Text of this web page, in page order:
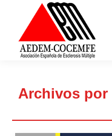
Archivos por